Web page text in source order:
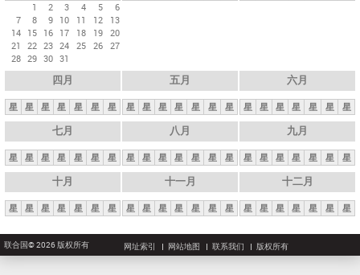
1
2 3 4 5
6
7
8 9 10 11 12
13
14 15 16 17 18 19 20
21
22 23 24 25 26 27
28 29 30 31
四月
星 星 星 星 星 星 星
五月
星 星 星 星 星 星 星
六月
星 星 星 星 星 星 星
七月
星 星 星 星 星 星 星
八月
星 星 星 星 星 星 星
九月
星 星 星 星 星 星 星
十月
星 星 星 星 星 星 星
十一月
星 星 星 星 星 星 星
十二月
星 星 星 星 星 星 星
联合国© 2026 版权所有 网址索引 网站地图 联系我们 版权所有